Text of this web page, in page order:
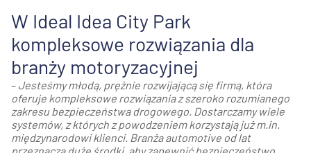
W Ideal Idea City Park
kompleksowe rozwiązania dla
branży motoryzacyjnej
– Jesteśmy młodą, prężnie rozwijającą się firmą, która
oferuje kompleksowe rozwiązania z szeroko rozumianego
zakresu bezpieczeństwa drogowego. Dostarczamy wiele
systemów, z których z powodzeniem korzystają już m.in.
międzynarodowi klienci. Branża automotive od lat